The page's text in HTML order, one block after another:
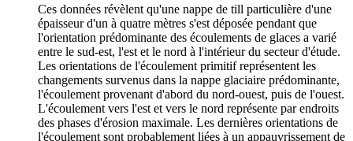
Ces données révèlent qu'une nappe de till particulière d'une
épaisseur d'un à quatre mètres s'est déposée pendant que
l'orientation prédominante des écoulements de glaces a varié
entre le sud-est, l'est et le nord à l'intérieur du secteur d'étude.
Les orientations de l'écoulement primitif représentent les
changements survenus dans la nappe glaciaire prédominante,
l'écoulement provenant d'abord du nord-ouest, puis de l'ouest.
L'écoulement vers l'est et vers le nord représente par endroits
des phases d'érosion maximale. Les dernières orientations de
l'écoulement sont probablement liées à un appauvrissement de